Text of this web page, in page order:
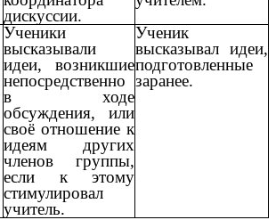
дискуссии.
Ученики
высказывали
идеи, возникшие
непосредственно
в ходе
обсуждения, или
своё отношение к
идеям других
членов группы,
если к этому
стимулировал
учитель.
Ученик
высказывал идеи,
подготовленные
заранее.